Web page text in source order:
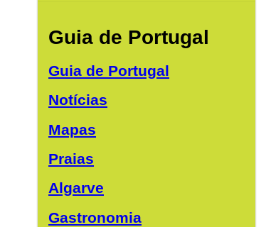
Guia de Portugal
Guia de Portugal
Notícias
Mapas
Praias
Algarve
Gastronomia